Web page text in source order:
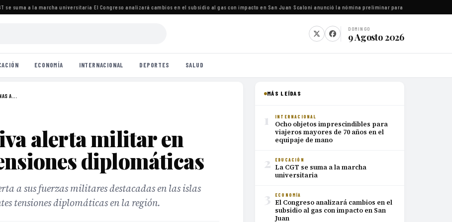
se suma a la marcha universitaria·El Congreso analizará cambios en el subsidio al gas con impacto en San Juan·Scaloni anunció la nómina preliminar para el Mundial 2026
DOMINGO
9 Agosto 2026
ECONOMÍA INTERNACIONAL DEPORTES SALUD
A...
alerta militar en
diplomáticas
a sus fuerzas militares destacadas en las islas
tensiones diplomáticas en la región.
MÁS LEÍDAS
1 INTERNACIONAL
Ocho objetos imprescindibles para
viajeros mayores de 70 años en el
equipaje de mano
2 EDUCACIÓN
La CGT se suma a la marcha
universitaria
3 ECONOMÍA
El Congreso analizará cambios en el
subsidio al gas con impacto en San
Juan